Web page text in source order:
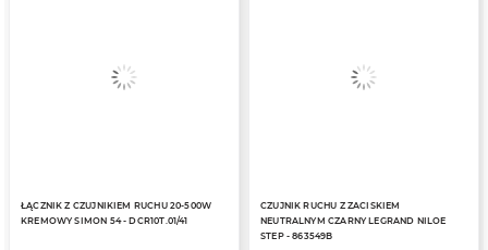
ŁĄCZNIK Z CZUJNIKIEM RUCHU 20-500W
KREMOWY SIMON 54 - DCR10T.01/41
CZUJNIK RUCHU Z ZACISKIEM
NEUTRALNYM CZARNY LEGRAND NILOE
STEP - 863549B